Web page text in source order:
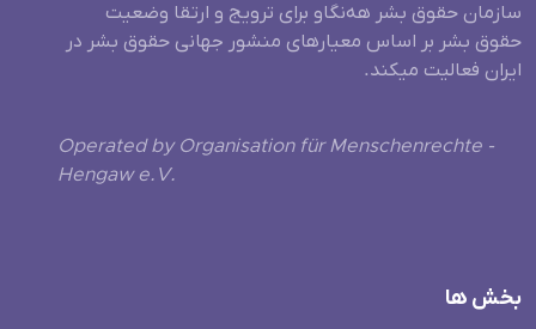
سازمان حقوق بشر هه‌نگاو برای ترویج و ارتقا وضعیت
حقوق بشر بر اساس معیارهای منشور جهانی حقوق بشر در
ایران فعالیت میکند.
Operated by Organisation für Menschenrechte -
Hengaw e.V.
بخش ها